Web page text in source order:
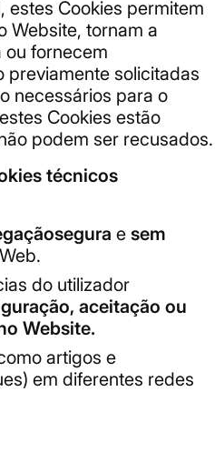
estes Cookies permitem
Website, tornam a
ou fornecem
previamente solicitadas
necessários para o
Cookies estão
podem ser recusados.
técnicos
segura e sem
do utilizador
aceitação ou
Website.
artigos e
em diferentes redes